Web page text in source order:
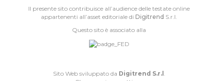
Il presente sito contribuisce all’audience delle testate online
appartenenti all’asset editoriale di Digitrend S.r.l.
Questo sito è associato alla
Sito Web sviluppato da Digitrend S.r.l